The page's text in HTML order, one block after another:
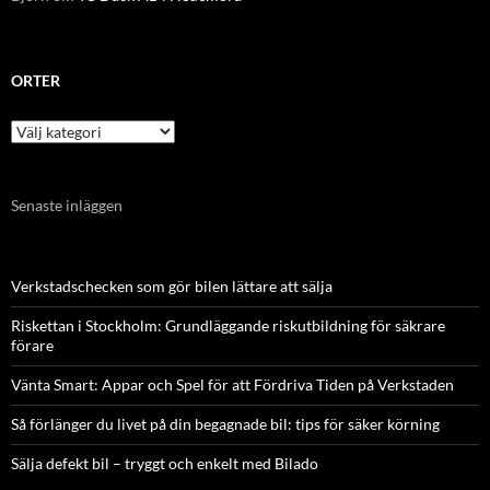
ORTER
Orter
Senaste inläggen
Verkstadschecken som gör bilen lättare att sälja
Riskettan i Stockholm: Grundläggande riskutbildning för säkrare
förare
Vänta Smart: Appar och Spel för att Fördriva Tiden på Verkstaden
Så förlänger du livet på din begagnade bil: tips för säker körning
Sälja defekt bil – tryggt och enkelt med Bilado